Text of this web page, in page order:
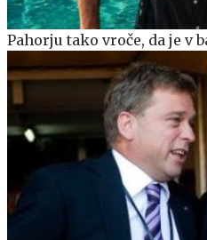
Pahorju tako vroče, da je v